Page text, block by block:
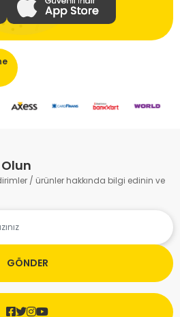
/ ürünler hakkında bilgi edinin ve
GÖNDER